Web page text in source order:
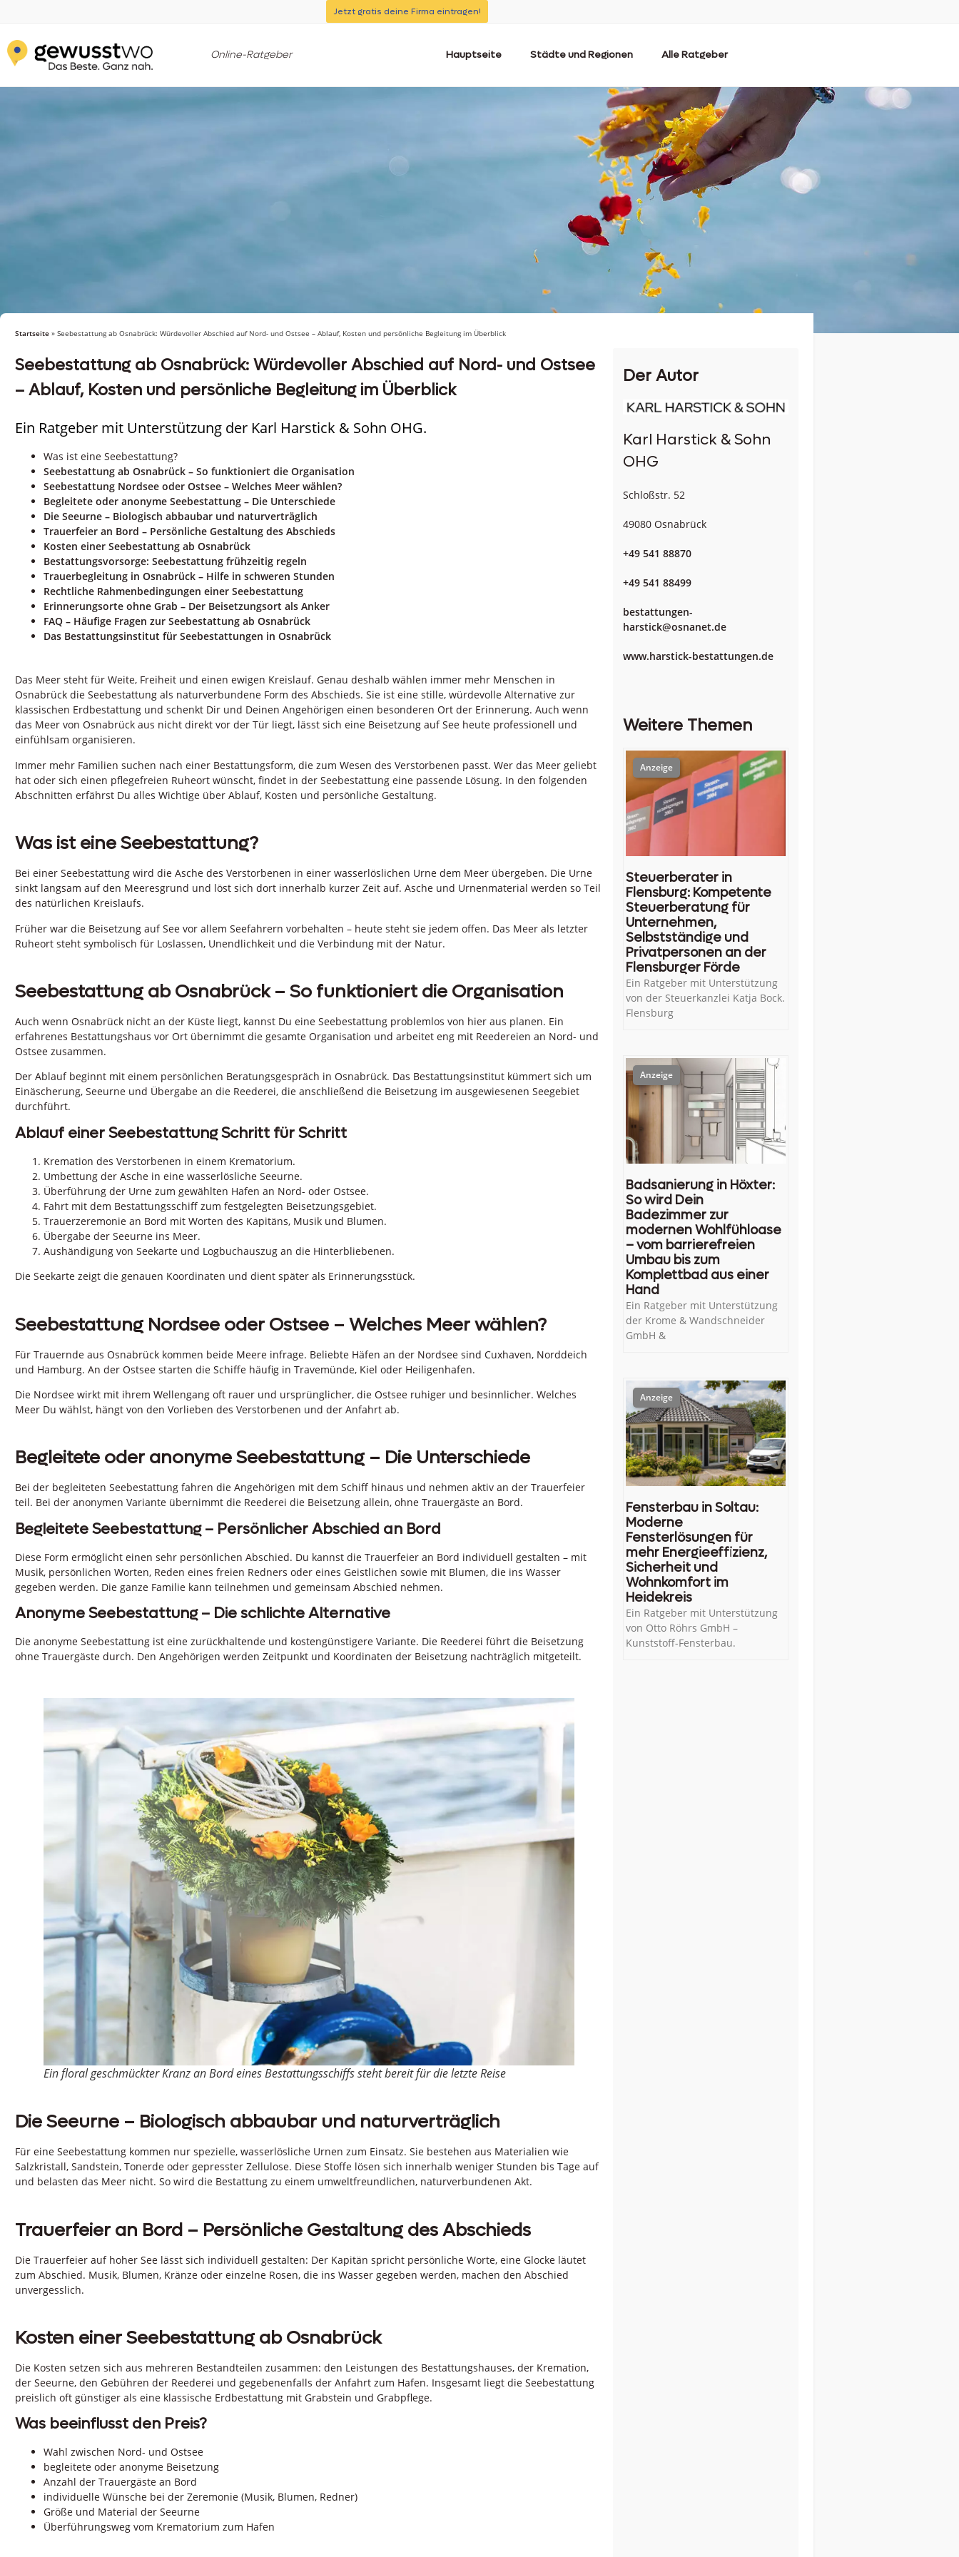
Jetzt gratis deine Firma eintragen!
Online-Ratgeber Hauptseite Städte und Regionen Alle Ratgeber
Startseite » Seebestattung ab Osnabrück: Würdevoller Abschied auf Nord- und Ostsee – Ablauf, Kosten und persönliche Begleitung im Überblick
Seebestattung ab Osnabrück: Würdevoller Abschied auf Nord- und Ostsee
– Ablauf, Kosten und persönliche Begleitung im Überblick
Ein Ratgeber mit Unterstützung der Karl Harstick & Sohn OHG.
Was ist eine Seebestattung?
Seebestattung ab Osnabrück – So funktioniert die Organisation
Seebestattung Nordsee oder Ostsee – Welches Meer wählen?
Begleitete oder anonyme Seebestattung – Die Unterschiede
Die Seeurne – Biologisch abbaubar und naturverträglich
Trauerfeier an Bord – Persönliche Gestaltung des Abschieds
Kosten einer Seebestattung ab Osnabrück
Bestattungsvorsorge: Seebestattung frühzeitig regeln
Trauerbegleitung in Osnabrück – Hilfe in schweren Stunden
Rechtliche Rahmenbedingungen einer Seebestattung
Erinnerungsorte ohne Grab – Der Beisetzungsort als Anker
FAQ – Häufige Fragen zur Seebestattung ab Osnabrück
Das Bestattungsinstitut für Seebestattungen in Osnabrück
Das Meer steht für Weite, Freiheit und einen ewigen Kreislauf. Genau deshalb wählen immer mehr Menschen in
Osnabrück die Seebestattung als naturverbundene Form des Abschieds. Sie ist eine stille, würdevolle Alternative zur
klassischen Erdbestattung und schenkt Dir und Deinen Angehörigen einen besonderen Ort der Erinnerung. Auch wenn
das Meer von Osnabrück aus nicht direkt vor der Tür liegt, lässt sich eine Beisetzung auf See heute professionell und
einfühlsam organisieren.
Immer mehr Familien suchen nach einer Bestattungsform, die zum Wesen des Verstorbenen passt. Wer das Meer geliebt
hat oder sich einen pflegefreien Ruheort wünscht, findet in der Seebestattung eine passende Lösung. In den folgenden
Abschnitten erfährst Du alles Wichtige über Ablauf, Kosten und persönliche Gestaltung.
Was ist eine Seebestattung?
Bei einer Seebestattung wird die Asche des Verstorbenen in einer wasserlöslichen Urne dem Meer übergeben. Die Urne
sinkt langsam auf den Meeresgrund und löst sich dort innerhalb kurzer Zeit auf. Asche und Urnenmaterial werden so Teil
des natürlichen Kreislaufs.
Früher war die Beisetzung auf See vor allem Seefahrern vorbehalten – heute steht sie jedem offen. Das Meer als letzter
Ruheort steht symbolisch für Loslassen, Unendlichkeit und die Verbindung mit der Natur.
Seebestattung ab Osnabrück – So funktioniert die Organisation
Auch wenn Osnabrück nicht an der Küste liegt, kannst Du eine Seebestattung problemlos von hier aus planen. Ein
erfahrenes Bestattungshaus vor Ort übernimmt die gesamte Organisation und arbeitet eng mit Reedereien an Nord- und
Ostsee zusammen.
Der Ablauf beginnt mit einem persönlichen Beratungsgespräch in Osnabrück. Das Bestattungsinstitut kümmert sich um
Einäscherung, Seeurne und Übergabe an die Reederei, die anschließend die Beisetzung im ausgewiesenen Seegebiet
durchführt.
Ablauf einer Seebestattung Schritt für Schritt
Kremation des Verstorbenen in einem Krematorium.
Umbettung der Asche in eine wasserlösliche Seeurne.
Überführung der Urne zum gewählten Hafen an Nord- oder Ostsee.
Fahrt mit dem Bestattungsschiff zum festgelegten Beisetzungsgebiet.
Trauerzeremonie an Bord mit Worten des Kapitäns, Musik und Blumen.
Übergabe der Seeurne ins Meer.
Aushändigung von Seekarte und Logbuchauszug an die Hinterbliebenen.
Die Seekarte zeigt die genauen Koordinaten und dient später als Erinnerungsstück.
Seebestattung Nordsee oder Ostsee – Welches Meer wählen?
Für Trauernde aus Osnabrück kommen beide Meere infrage. Beliebte Häfen an der Nordsee sind Cuxhaven, Norddeich
und Hamburg. An der Ostsee starten die Schiffe häufig in Travemünde, Kiel oder Heiligenhafen.
Die Nordsee wirkt mit ihrem Wellengang oft rauer und ursprünglicher, die Ostsee ruhiger und besinnlicher. Welches
Meer Du wählst, hängt von den Vorlieben des Verstorbenen und der Anfahrt ab.
Begleitete oder anonyme Seebestattung – Die Unterschiede
Bei der begleiteten Seebestattung fahren die Angehörigen mit dem Schiff hinaus und nehmen aktiv an der Trauerfeier
teil. Bei der anonymen Variante übernimmt die Reederei die Beisetzung allein, ohne Trauergäste an Bord.
Begleitete Seebestattung – Persönlicher Abschied an Bord
Diese Form ermöglicht einen sehr persönlichen Abschied. Du kannst die Trauerfeier an Bord individuell gestalten – mit
Musik, persönlichen Worten, Reden eines freien Redners oder eines Geistlichen sowie mit Blumen, die ins Wasser
gegeben werden. Die ganze Familie kann teilnehmen und gemeinsam Abschied nehmen.
Anonyme Seebestattung – Die schlichte Alternative
Die anonyme Seebestattung ist eine zurückhaltende und kostengünstigere Variante. Die Reederei führt die Beisetzung
ohne Trauergäste durch. Den Angehörigen werden Zeitpunkt und Koordinaten der Beisetzung nachträglich mitgeteilt.
Ein floral geschmückter Kranz an Bord eines Bestattungsschiffs steht bereit für die letzte Reise
Die Seeurne – Biologisch abbaubar und naturverträglich
Für eine Seebestattung kommen nur spezielle, wasserlösliche Urnen zum Einsatz. Sie bestehen aus Materialien wie
Salzkristall, Sandstein, Tonerde oder gepresster Zellulose. Diese Stoffe lösen sich innerhalb weniger Stunden bis Tage auf
und belasten das Meer nicht. So wird die Bestattung zu einem umweltfreundlichen, naturverbundenen Akt.
Trauerfeier an Bord – Persönliche Gestaltung des Abschieds
Die Trauerfeier auf hoher See lässt sich individuell gestalten: Der Kapitän spricht persönliche Worte, eine Glocke läutet
zum Abschied. Musik, Blumen, Kränze oder einzelne Rosen, die ins Wasser gegeben werden, machen den Abschied
unvergesslich.
Kosten einer Seebestattung ab Osnabrück
Die Kosten setzen sich aus mehreren Bestandteilen zusammen: den Leistungen des Bestattungshauses, der Kremation,
der Seeurne, den Gebühren der Reederei und gegebenenfalls der Anfahrt zum Hafen. Insgesamt liegt die Seebestattung
preislich oft günstiger als eine klassische Erdbestattung mit Grabstein und Grabpflege.
Was beeinflusst den Preis?
Wahl zwischen Nord- und Ostsee
begleitete oder anonyme Beisetzung
Anzahl der Trauergäste an Bord
individuelle Wünsche bei der Zeremonie (Musik, Blumen, Redner)
Größe und Material der Seeurne
Überführungsweg vom Krematorium zum Hafen
Der Autor
Karl Harstick & Sohn
OHG
Schloßstr. 52
49080 Osnabrück
+49 541 88870
+49 541 88499
bestattungen-
harstick@osnanet.de
www.harstick-bestattungen.de
Weitere Themen
Steuerberater in
Flensburg: Kompetente
Steuerberatung für
Unternehmen,
Selbstständige und
Privatpersonen an der
Flensburger Förde
Ein Ratgeber mit Unterstützung
von der Steuerkanzlei Katja Bock.
Flensburg
Badsanierung in Höxter:
So wird Dein
Badezimmer zur
modernen Wohlfühloase
– vom barrierefreien
Umbau bis zum
Komplettbad aus einer
Hand
Ein Ratgeber mit Unterstützung
der Krome & Wandschneider
GmbH &
Fensterbau in Soltau:
Moderne
Fensterlösungen für
mehr Energieeffizienz,
Sicherheit und
Wohnkomfort im
Heidekreis
Ein Ratgeber mit Unterstützung
von Otto Röhrs GmbH –
Kunststoff-Fensterbau.